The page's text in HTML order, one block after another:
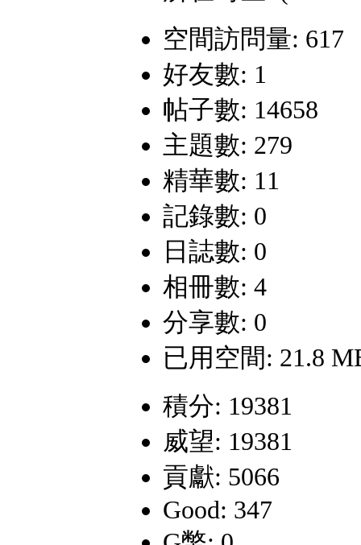
空間訪問量: 617
好友數: 1
帖子數: 14658
主題數: 279
精華數: 11
記錄數: 0
日誌數: 0
相冊數: 4
分享數: 0
已用空間: 21.8
積分: 19381
威望: 19381
貢獻: 5066
Good: 347